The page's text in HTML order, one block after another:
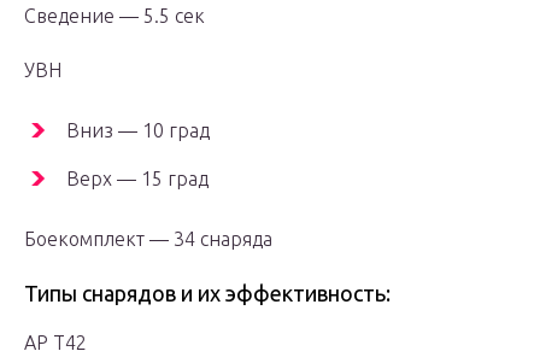
Сведение — 5.5 сек
УВН
Вниз — 10 град
Верх — 15 град
Боекомплект — 34 снаряда
Типы снарядов и их эффективность:
AP T42